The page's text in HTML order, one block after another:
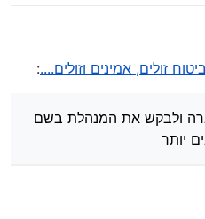
זולים, אמינים וזולים....:
ולבקש את המנהלת בשם
יותר